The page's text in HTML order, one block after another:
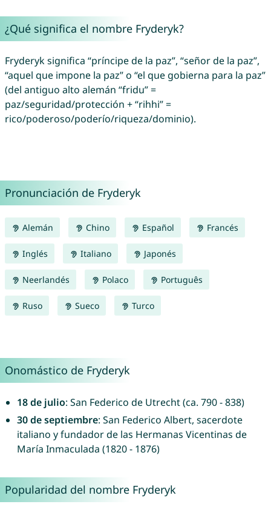
¿Qué significa el nombre Fryderyk?
Fryderyk significa “príncipe de la paz”, “señor de la paz”,
“aquel que impone la paz” o “el que gobierna para la paz”
(del antiguo alto alemán “fridu” =
paz/seguridad/protección + “rihhi” =
rico/poderoso/poderío/riqueza/dominio).
Pronunciación de Fryderyk
Alemán Chino Español Francés
Inglés Italiano Japonés
Neerlandés Polaco Português
Ruso Sueco Turco
Onomástico de Fryderyk
18 de julio: San Federico de Utrecht (ca. 790 - 838)
30 de septiembre: San Federico Albert, sacerdote
italiano y fundador de las Hermanas Vicentinas de
María Inmaculada (1820 - 1876)
Popularidad del nombre Fryderyk